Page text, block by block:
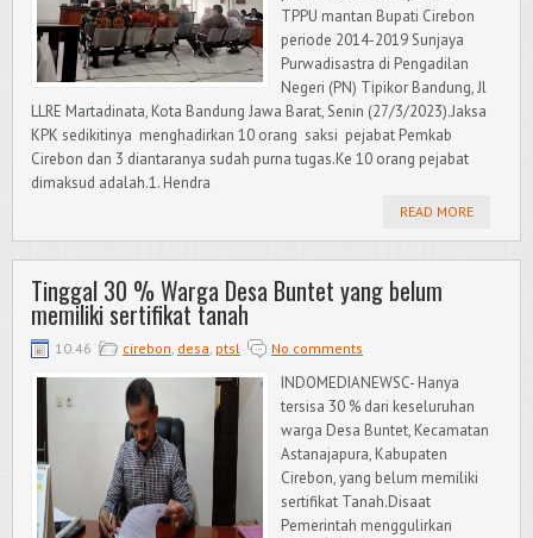
TPPU mantan Bupati Cirebon
periode 2014-2019 Sunjaya
Purwadisastra di Pengadilan
Negeri (PN) Tipikor Bandung, Jl
LLRE Martadinata, Kota Bandung Jawa Barat, Senin (27/3/2023).Jaksa
KPK sedikitinya menghadirkan 10 orang saksi pejabat Pemkab
Cirebon dan 3 diantaranya sudah purna tugas.Ke 10 orang pejabat
dimaksud adalah.1. Hendra
READ MORE
Tinggal 30 % Warga Desa Buntet yang belum
memiliki sertifikat tanah
10.46 cirebon, desa, ptsl No comments
INDOMEDIANEWSC- Hanya
tersisa 30 % dari keseluruhan
warga Desa Buntet, Kecamatan
Astanajapura, Kabupaten
Cirebon, yang belum memiliki
sertifikat Tanah.Disaat
Pemerintah menggulirkan